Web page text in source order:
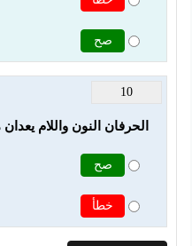
صح
10
الحرفان النون واللام
صح
خطأ